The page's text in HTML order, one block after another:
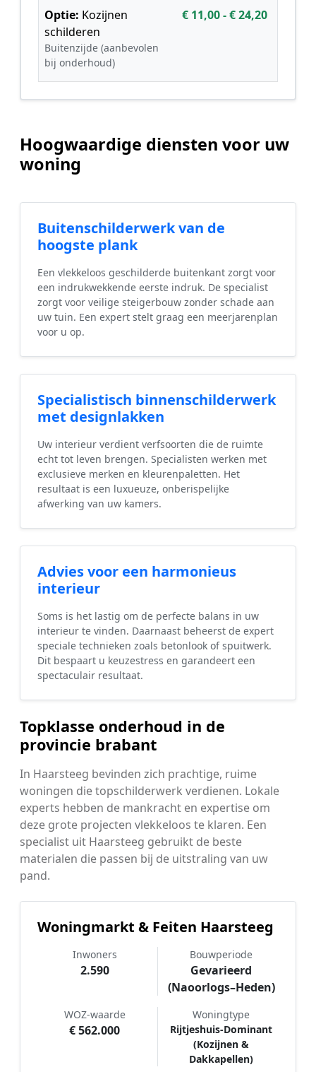
Optie: Kozijnen
schilderen
Buitenzijde (aanbevolen
bij onderhoud)
€ 11,00 - € 24,20
Hoogwaardige diensten voor uw
woning
Buitenschilderwerk van de
hoogste plank
Een vlekkeloos geschilderde buitenkant zorgt voor
een indrukwekkende eerste indruk. De specialist
zorgt voor veilige steigerbouw zonder schade aan
uw tuin. Een expert stelt graag een meerjarenplan
voor u op.
Specialistisch binnenschilderwerk
met designlakken
Uw interieur verdient verfsoorten die de ruimte
echt tot leven brengen. Specialisten werken met
exclusieve merken en kleurenpaletten. Het
resultaat is een luxueuze, onberispelijke
afwerking van uw kamers.
Advies voor een harmonieus
interieur
Soms is het lastig om de perfecte balans in uw
interieur te vinden. Daarnaast beheerst de expert
speciale technieken zoals betonlook of spuitwerk.
Dit bespaart u keuzestress en garandeert een
spectaculair resultaat.
Topklasse onderhoud in de
provincie brabant
In Haarsteeg bevinden zich prachtige, ruime
woningen die topschilderwerk verdienen. Lokale
experts hebben de mankracht en expertise om
deze grote projecten vlekkeloos te klaren. Een
specialist uit Haarsteeg gebruikt de beste
materialen die passen bij de uitstraling van uw
pand.
Woningmarkt & Feiten Haarsteeg
Inwoners
2.590
Bouwperiode
Gevarieerd
(Naoorlogs–Heden)
WOZ-waarde
€ 562.000
Woningtype
Rijtjeshuis-Dominant
(Kozijnen &
Dakkapellen)